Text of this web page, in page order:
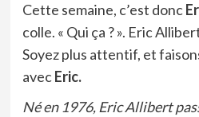
Cette semaine, c’est donc
colle. « Qui ça ? ». Eric
Soyez plus attentif, et
avecEric.
Né en 1976, Eric Allibert